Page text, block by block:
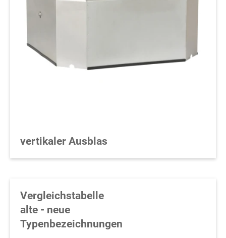
vertikaler Ausblas
Vergleichstabelle
alte - neue
Typenbezeichnungen